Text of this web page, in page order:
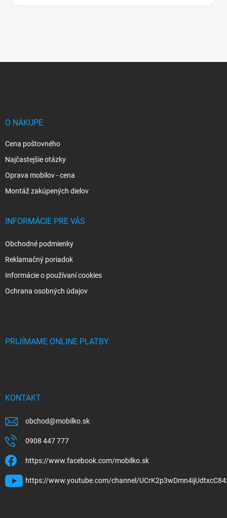
O NÁKUPE
Cena poštovného
Najčastejšie otázky
Oprava mobilov - cena
Montáž zakúpených dielov
INFORMÁCIE PRE VÁS
Obchodné podmienky
Reklamačný poriadok
Informácie o používaní cookies
Ochrana osobných údajov
PRIJÍMAME ONLINE PLATBY
KONTAKT
obchod@mobilko.sk
0908 447 777
https://www.facebook.com/mobilko.sk
https://www.youtube.com/channel/